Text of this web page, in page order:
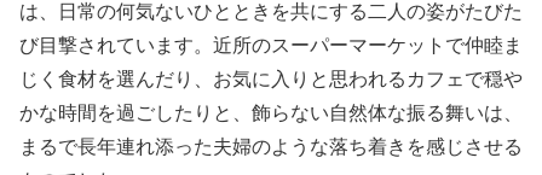
は、日常の何気ないひとときを共にする二人の姿がたびた
び目撃されています。近所のスーパーマーケットで仲睦ま
じく食材を選んだり、お気に入りと思われるカフェで穏や
かな時間を過ごしたりと、飾らない自然体な振る舞いは、
まるで長年連れ添った夫婦のような落ち着きを感じさせる